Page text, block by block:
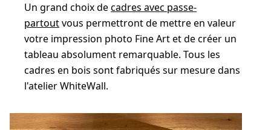
Un grand choix decadres avec passe-
partoutvous permettront de mettre en valeur
votre impression photo Fine Art et de créer un
tableau absolument remarquable. Tous les
cadres en bois sont fabriqués sur mesure dans
l'atelier WhiteWall.